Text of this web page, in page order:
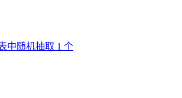
中随机抽取 1 个